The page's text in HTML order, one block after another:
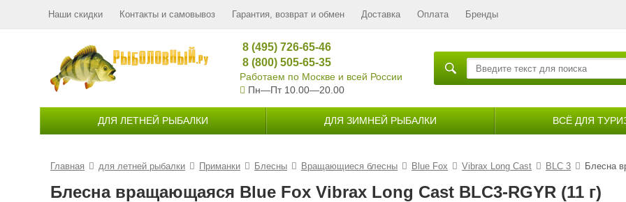
Наши скидки Контакты и самовывоз Гарантия, возврат и обмен Доставка Оплата Бренды
8 (495) 726-65-46
8 (800) 505-65-35
Работаем по Москве и всей России
Пн—Пт 10.00—20.00
ДЛЯ ЛЕТНЕЙ РЫБАЛКИ ДЛЯ ЗИМНЕЙ РЫБАЛКИ ВСЁ ДЛЯ
Главная для летней рыбалки Приманки Блесны Вращающиеся блесны Blue Fox Vibrax Long Cast BLC 3 Блесна
Блесна вращающаяся Blue Fox Vibrax Long Cast BLC3-RGYR (11 г)